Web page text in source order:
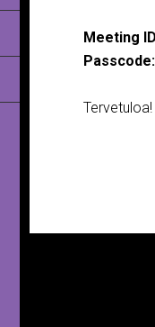
Meeting
Tervetuloa!